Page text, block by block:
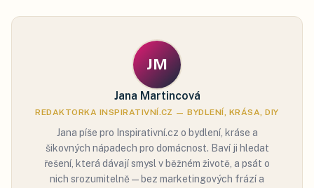
JM
Jana Martincová
REDAKTORKA INSPIRATIVNÍ.CZ — BYDLENÍ, KRÁSA, DIY
Jana píše pro Inspirativní.cz o bydlení, kráse a
šikovných nápadech pro domácnost. Baví ji hledat
řešení, která dávají smysl v běžném životě, a psát o
nich srozumitelně — bez marketingových frází a